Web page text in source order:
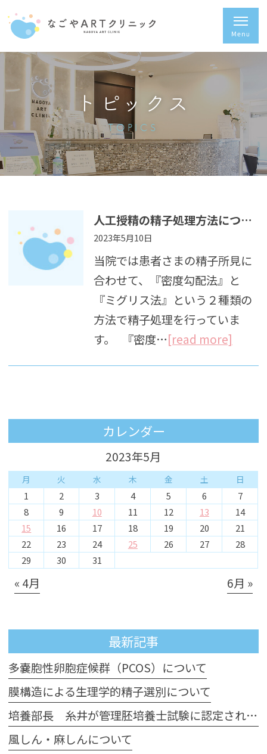
トピックス
TOPICS
人工授精の精子処理方法について
2023年5月10日
当院では患者さまの精子所見に
合わせて、『密度勾配法』と
『ミグリス法』という２種類の
方法で精子処理を行っていま
す。 『密度…[read more]
カレンダー
2023年5月
月 火 水 木 金 土 日
1 2 3 4 5 6
7
8
9 10 11 12 13
14
15
16 17 18 19 20
21
22
23 24 25 26 27
28
29
30 31
« 4月 6月 »
最新記事
多嚢胞性卵胞症候群（PCOS）について
膜構造による生理学的精子選別について
培養部長 糸井が管理胚培養士試験に認定されました
風しん・麻しんについて